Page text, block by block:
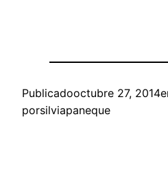
Publicadooctubre 27, 2014
porsilviapaneque